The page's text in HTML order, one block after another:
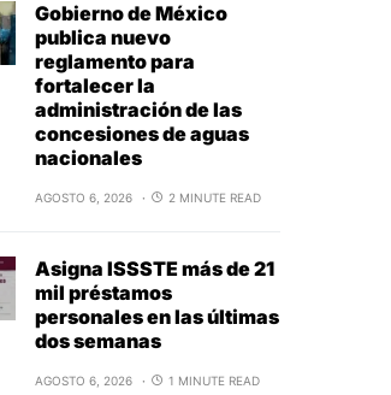
Gobierno de México
publica nuevo
reglamento para
fortalecer la
administración de las
concesiones de aguas
nacionales
AGOSTO 6, 2026 2 MINUTE READ
Asigna ISSSTE más de 21
mil préstamos
personales en las últimas
dos semanas
AGOSTO 6, 2026 1 MINUTE READ